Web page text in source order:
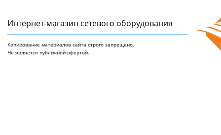
Интернет-магазин сетeвого оборудования
Копирование материалов сайта строго запрещено.
Не является публичной офертой.